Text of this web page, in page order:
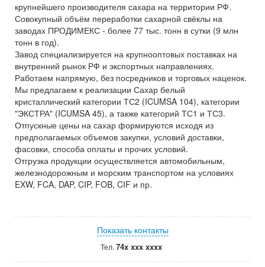
крупнейшего производителя сахара на территории РФ.
Совокупный объём переработки сахарной свёклы на
заводах ПРОДИМЕКС - более 77 тыс. тонн в сутки (9 млн
тонн в год).
Завод специализируется на крупнооптовых поставках на
внутренний рынок РФ и экспортных направлениях.
Работаем напрямую, без посредников и торговых наценок.
Мы предлагаем к реализации Сахар белый
кристаллический категории ТС2 (ICUMSA 104), категории
"ЭКСТРА" (ICUMSA 45), а также категорий ТС1 и ТС3.
Отпускные цены на сахар формируются исходя из
предполагаемых объемов закупки, условий доставки,
фасовки, способа оплаты и прочих условий.
Отгрузка продукции осуществляется автомобильным,
железнодорожным и морским транспортом на условиях
EXW, FCA, DAP, CIP, FOB, CIF и пр.
Показать контакты
Тел. 74x xxx xxxx